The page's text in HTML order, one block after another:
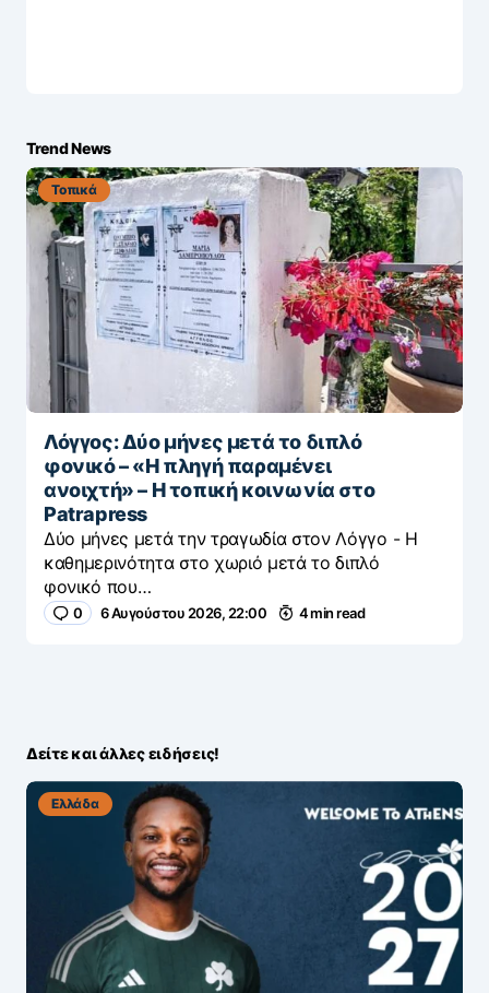
Trend News
Τοπικά
Λόγγος: Δύο μήνες μετά το διπλό
φονικό – «H πληγή παραμένει
ανοιχτή» – Η τοπική κοινωνία στο
Patrapress
Δύο μήνες μετά την τραγωδία στον Λόγγο - H
καθημερινότητα στο χωριό μετά το διπλό
φονικό που…
0 6 Αυγούστου 2026, 22:00 4 min read
Δείτε και άλλες ειδήσεις!
Ελλάδα